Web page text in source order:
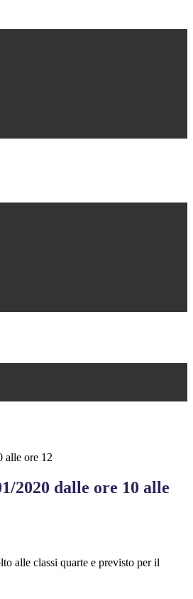
alle ore 12
2020 dalle ore 10 alle
alle classi quarte e previsto per il